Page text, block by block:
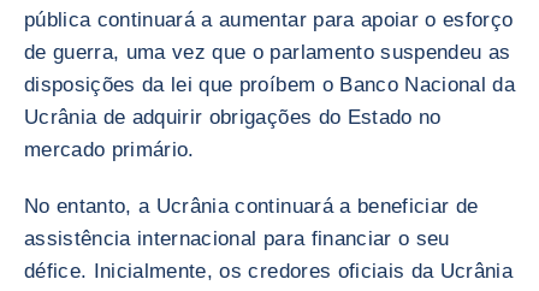
pública continuará a aumentar para apoiar o esforço
de guerra, uma vez que o parlamento suspendeu as
disposições da lei que proíbem o Banco Nacional da
Ucrânia de adquirir obrigações do Estado no
mercado primário.
No entanto, a Ucrânia continuará a beneficiar de
assistência internacional para financiar o seu
défice. Inicialmente, os credores oficiais da Ucrânia